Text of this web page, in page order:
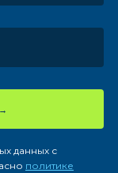
данных с
политике